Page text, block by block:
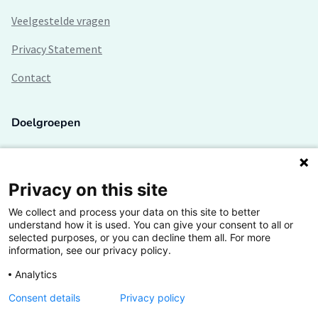
Veelgestelde vragen
Privacy Statement
Contact
Doelgroepen
Lectoren en onderzoekers
Bedrijven
Hogescholen
Privacy on this site
We collect and process your data on this site to better
understand how it is used. You can give your consent to all or
selected purposes, or you can decline them all. For more
information, see our privacy policy.
Analytics
Consent details
Privacy policy